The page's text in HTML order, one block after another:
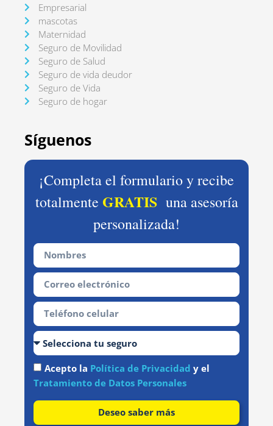
Empresarial
mascotas
Maternidad
Seguro de Movilidad
Seguro de Salud
Seguro de vida deudor
Seguro de Vida
Seguro de hogar
Síguenos
¡Completa el formulario y recibe
totalmente GRATISuna asesoría
personalizada!
Acepto la Política de Privacidad y el
Tratamiento de Datos Personales
Deseo saber más